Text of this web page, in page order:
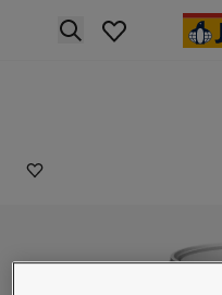
nav label